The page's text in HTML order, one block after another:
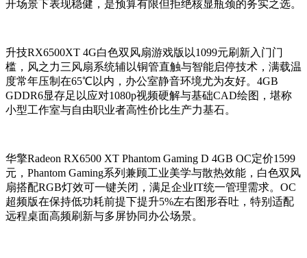
开场景下表现稳健，是预算有限但拒绝核显瓶颈的务实之选。
升技RX6500XT 4G白色双风扇游戏版以1099元刷新入门门
槛，风之力三风扇系统辅以铜管直触与智能启停技术，满载温
度常年压制在65℃以内，办公室静音环境尤为友好。4GB
GDDR6显存足以应对1080p视频硬解与基础CAD绘图，堪称
小型工作室与自由职业者高性价比生产力基石。
华擎Radeon RX6500 XT Phantom Gaming D 4GB OC定价1599
元，Phantom Gaming系列兼顾工业美学与散热效能，白色双风
扇搭配RGB灯效可一键关闭，满足企业IT统一管理需求。OC
超频版在保持低功耗前提下提升5%左右图形吞吐，特别适配
远程桌面高频刷新与多屏协同办公场景。